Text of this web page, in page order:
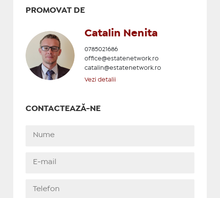
PROMOVAT DE
Catalin Nenita
0785021686
office@estatenetwork.ro
catalin@estatenetwork.ro
Vezi detalii
CONTACTEAZĂ-NE